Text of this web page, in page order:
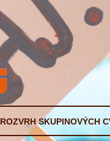
ROZVRH SKUPINOVÝCH